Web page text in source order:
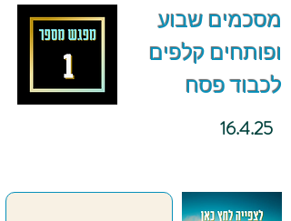
מסכמים שבוע
ופותחים קלפים
לכבוד פסח
16.4.25